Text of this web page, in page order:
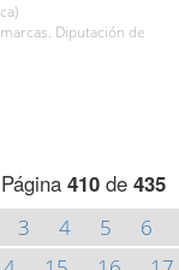
Diputación de
Página 410de 435
3 4 5 6